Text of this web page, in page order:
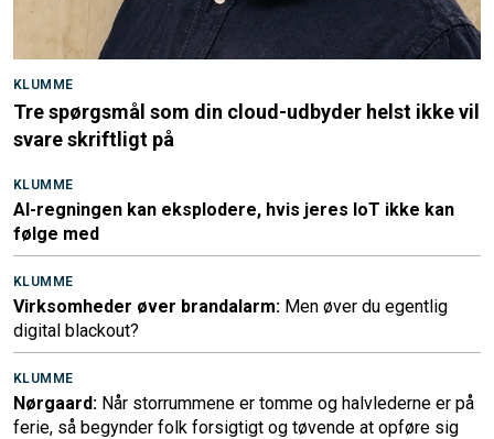
KLUMME
Tre spørgsmål som din cloud-udbyder helst ikke vil
svare skriftligt på
KLUMME
AI-regningen kan eksplodere, hvis jeres IoT ikke kan
følge med
KLUMME
Virksomheder øver brandalarm: Men øver du egentlig
digital blackout?
KLUMME
Nørgaard: Når storrummene er tomme og halvlederne er på
ferie, så begynder folk forsigtigt og tøvende at opføre sig